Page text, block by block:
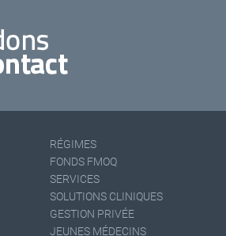
RÉGIMES
FONDS FMOQ
SERVICES
SOLUTIONS CLINIQUES
GESTION PRIVÉE
JEUNES MÉDECINS